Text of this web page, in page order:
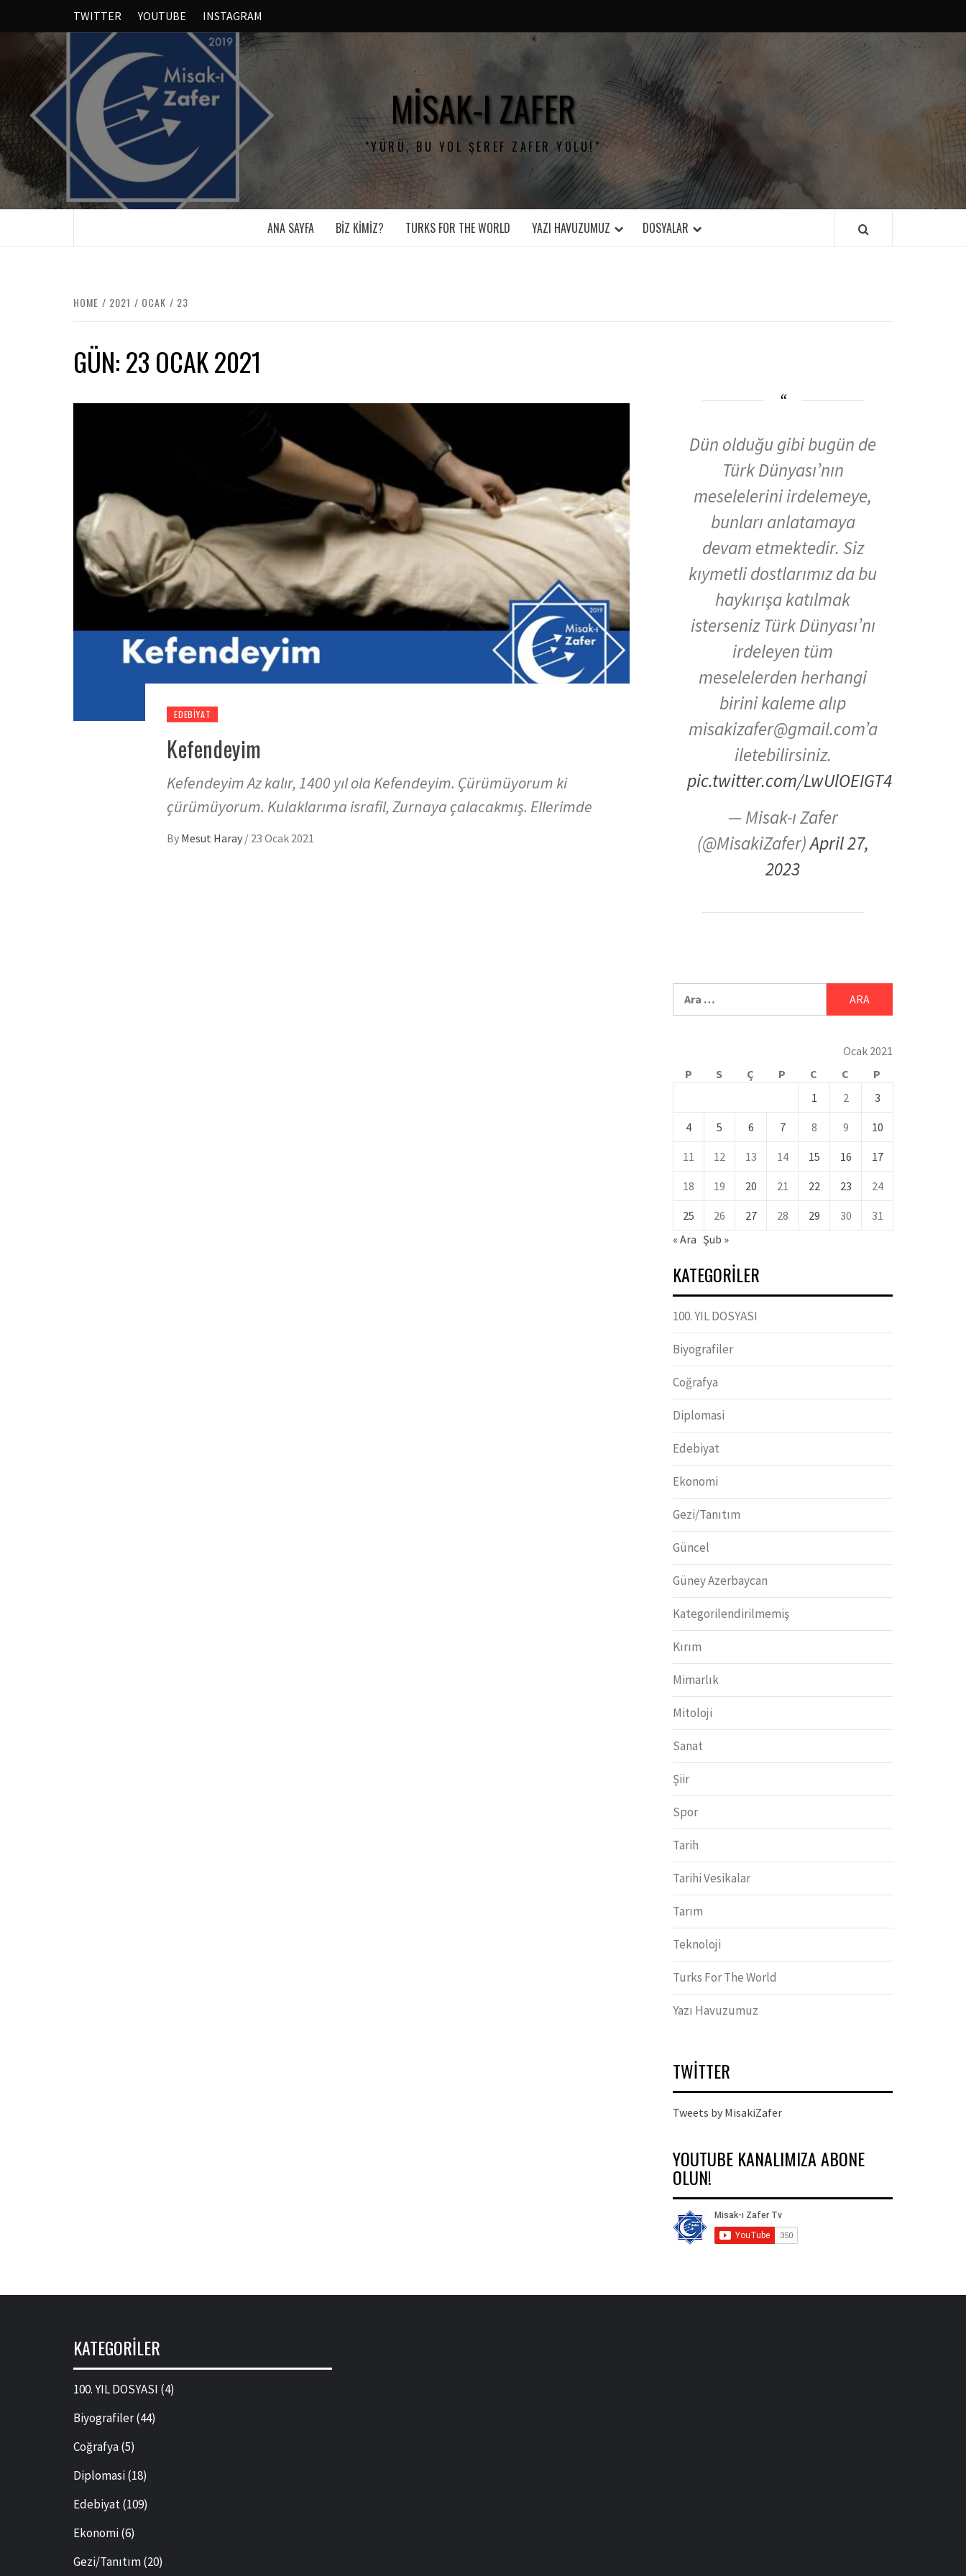
TWITTER YOUTUBE INSTAGRAM
MISAK-I ZAFER
"YÜRÜ, BU YOL ŞEREF ZAFER YOLU!"
ANA SAYFA BIZ KIMIZ? TURKS FOR THE WORLD YAZI HAVUZUMUZ DOSYALAR
HOME 2021 OCAK 23
GÜN:23 OCAK 2021
EDEBIYAT
Kefendeyim
Kefendeyim Az kalır, 1400 yıl ola Kefendeyim. Çürümüyorum ki
çürümüyorum. Kulaklarıma israfil, Zurnaya çalacakmış. Ellerimde
By Mesut Haray / 23 Ocak 2021
Dün olduğu gibi bugün de
Türk Dünyası’nın
meselelerini irdelemeye,
bunları anlatamaya
devam etmektedir. Siz
kıymetli dostlarımız da bu
haykırışa katılmak
isterseniz Türk Dünyası’nı
irdeleyen tüm
meselelerden herhangi
birini kaleme alıp
misakizafer@gmail.com’a
iletebilirsiniz.
pic.twitter.com/LwUlOEIGT4
— Misak-ı Zafer
(@MisakiZafer)April 27,
2023
Ocak 2021
P
S Ç P C C
P
1
2 3
4 5 6 7 8 9 10
11 12 13 14 15 16 17
18 19 20 21 22 23 24
25 26 27 28 29 30
31
« Ara Şub »
KATEGORILER
100. YIL DOSYASI
Biyografiler
Coğrafya
Diplomasi
Edebiyat
Ekonomi
Gezi/Tanıtım
Güncel
Güney Azerbaycan
Kategorilendirilmemiş
Kırım
Mimarlık
Mitoloji
Sanat
Şiir
Spor
Tarih
Tarihi Vesikalar
Tarım
Teknoloji
Turks For The World
Yazı Havuzumuz
TWITTER
Tweets by MisakiZafer
YOUTUBE KANALIMIZA ABONE
OLUN!
KATEGORILER
100. YIL DOSYASI (4)
Biyografiler(44)
Coğrafya(5)
Diplomasi(18)
Edebiyat(109)
Ekonomi(6)
Gezi/Tanıtım(20)